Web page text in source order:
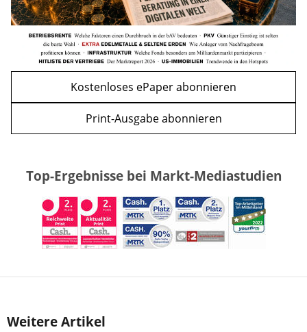
Kostenloses ePaper abonnieren
Print-Ausgabe abonnieren
Top-Ergebnisse bei Markt-Mediastudien
Weitere Artikel